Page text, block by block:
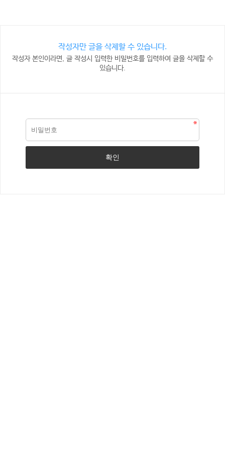
작성자만 글을 삭제할 수 있습니다.
작성자 본인이라면, 글 작성시 입력한 비밀번호를 입력하여 글을 삭제할 수
있습니다.